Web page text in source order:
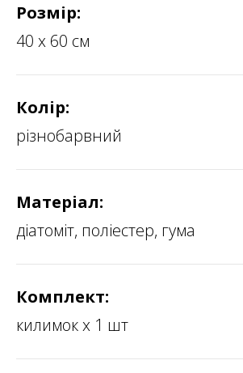
Розмір:
40 х 60 см
Колір:
різнобарвний
Матеріал:
діатоміт, поліестер, гума
Комплект:
килимок х 1 шт